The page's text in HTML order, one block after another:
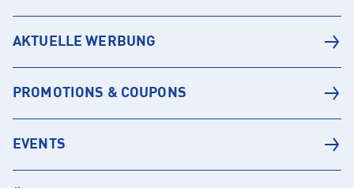
AKTUELLE WERBUNG
PROMOTIONS & COUPONS
EVENTS